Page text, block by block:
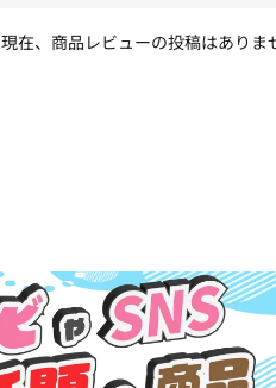
現在、商品レビューの投稿はありま